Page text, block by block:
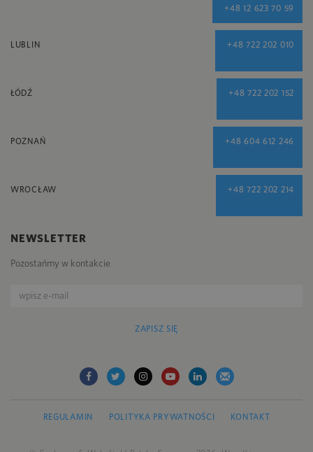
+48 12 623 70 59
LUBLIN +48 722 202 010
ŁÓDŹ +48 722 202 152
POZNAŃ +48 604 612 246
WROCŁAW +48 722 202 214
NEWSLETTER
Pozostańmy w kontakcie
ZAPISZ SIĘ
REGULAMIN POLITYKA PRYWATNOŚCI KONTAKT